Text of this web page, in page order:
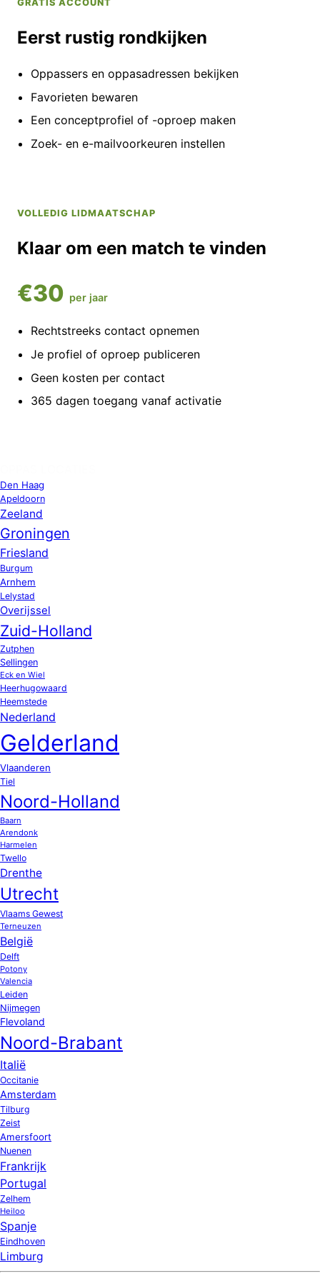
GRATIS ACCOUNT
Eerst rustig rondkijken
Oppassers en oppasadressen bekijken
Favorieten bewaren
Een conceptprofiel of -oproep maken
Zoek- en e-mailvoorkeuren instellen
VOLLEDIG LIDMAATSCHAP
Klaar om een match te vinden
€30 per jaar
Rechtstreeks contact opnemen
Je profiel of oproep publiceren
Geen kosten per contact
365 dagen toegang vanaf activatie
Den Haag
Apeldoorn
Zeeland
Groningen
Friesland
Burgum
Arnhem
Lelystad
Overijssel
Zuid-Holland
Zutphen
Sellingen
Eck en Wiel
Heerhugowaard
Heemstede
Nederland
Gelderland
Vlaanderen
Tiel
Noord-Holland
Baarn
Arendonk
Harmelen
Twello
Drenthe
Utrecht
Vlaams Gewest
Terneuzen
België
Delft
Potony
Valencia
Leiden
Nijmegen
Flevoland
Noord-Brabant
Italië
Occitanie
Amsterdam
Tilburg
Zeist
Amersfoort
Nuenen
Frankrijk
Portugal
Zelhem
Heiloo
Spanje
Eindhoven
Limburg